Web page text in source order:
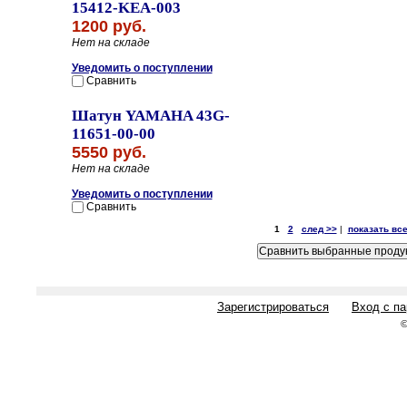
15412-KEA-003
1200 руб.
Нет на складе
Уведомить о поступлении
Сравнить
Шатун YAMAHA 43G-
11651-00-00
5550 руб.
Нет на складе
Уведомить о поступлении
Сравнить
1 2 след >>| показать все
Зарегистрироваться Вход с